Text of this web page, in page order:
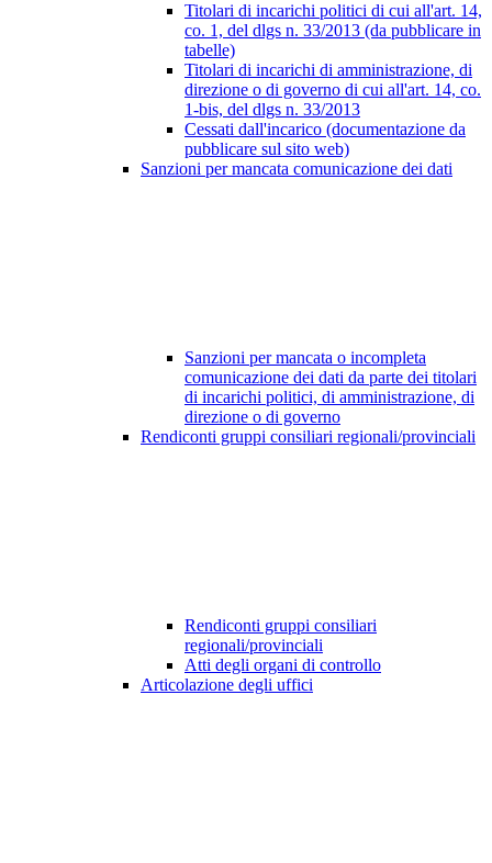
Titolari di incarichi politici di cui all'art. 14,
co. 1, del dlgs n. 33/2013 (da pubblicare in
tabelle)
Titolari di incarichi di amministrazione, di
direzione o di governo di cui all'art. 14, co.
1-bis, del dlgs n. 33/2013
Cessati dall'incarico (documentazione da
pubblicare sul sito web)
Sanzioni per mancata comunicazione dei dati
Sanzioni per mancata o incompleta
comunicazione dei dati da parte dei titolari
di incarichi politici, di amministrazione, di
direzione o di governo
Rendiconti gruppi consiliari regionali/provinciali
Rendiconti gruppi consiliari
regionali/provinciali
Atti degli organi di controllo
Articolazione degli uffici